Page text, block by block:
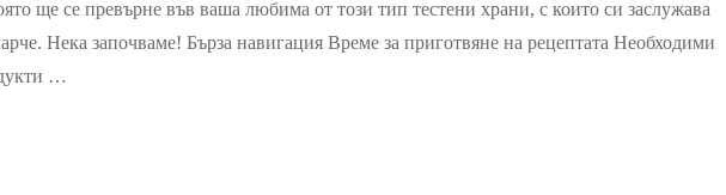
за
пица
ще се превърне във ваша любима от този тип тестени храни, с които си заслужава
Нека започваме! Бърза навигация Време за приготвяне на рецептата Необходими
…